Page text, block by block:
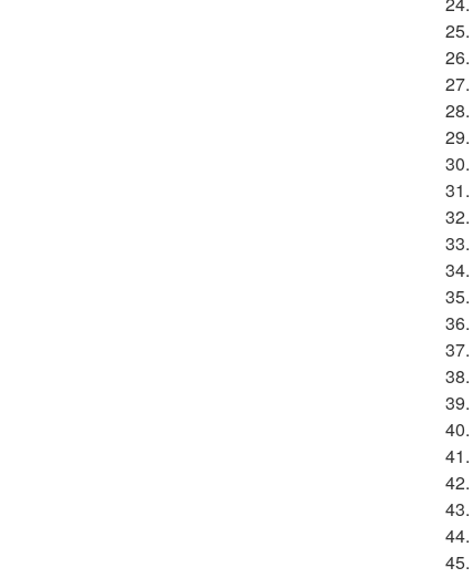
25.
26.
27.
28.
29.
30.
31.
32.
33.
34.
35.
36.
37.
38.
39.
40.
41.
42.
43.
44.
45.